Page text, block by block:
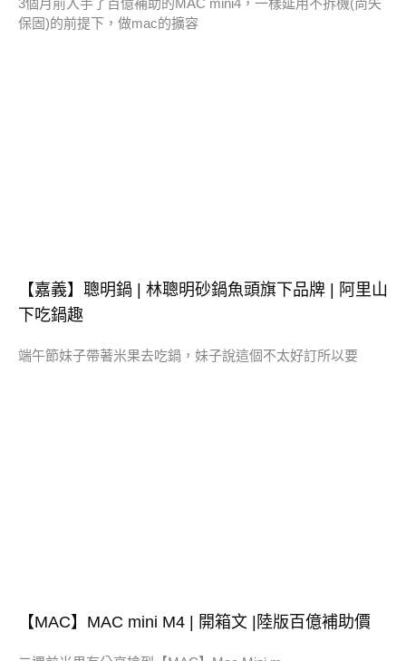
3個月前入手了百億補助的MAC mini4，一樣延用不拆機(尚失
保固)的前提下，做mac的擴容
【嘉義】聰明鍋 | 林聰明砂鍋魚頭旗下品牌 | 阿里山
下吃鍋趣
端午節妹子帶著米果去吃鍋，妹子說這個不太好訂所以要
【MAC】MAC mini M4 | 開箱文 |陸版百億補助價